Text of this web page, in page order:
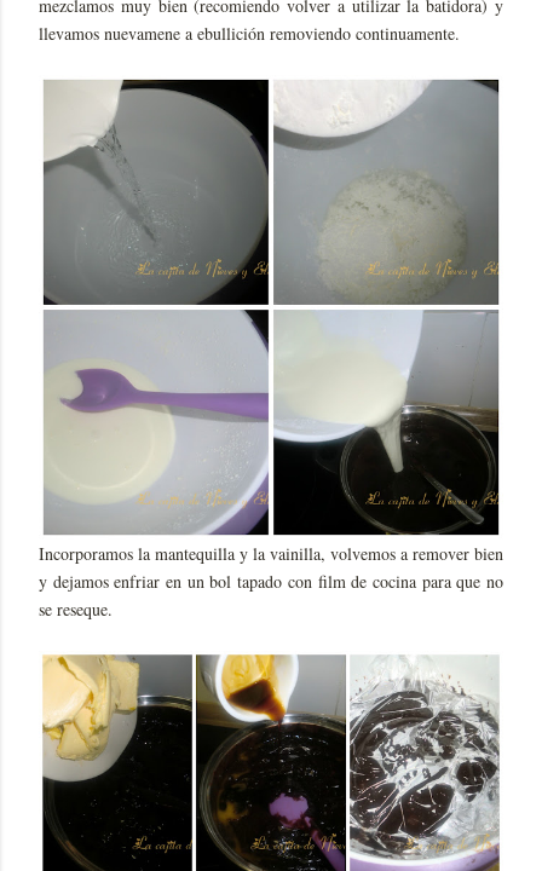
mezclamos muy bien (recomiendo volver a utilizar la batidora) y
llevamos nuevamene a ebullición removiendo continuamente.
Incorporamos la mantequilla y la vainilla, volvemos a remover bien
y dejamos enfriar en un bol tapado con film de cocina para que no
se reseque.